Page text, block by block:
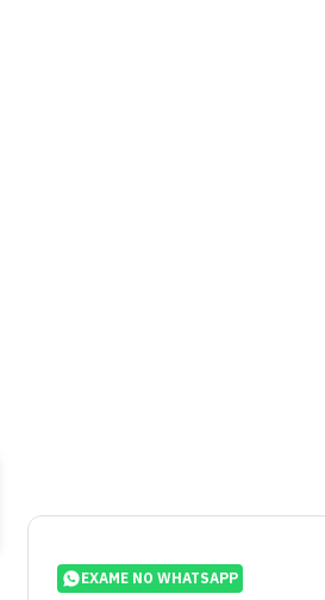
EXAME NO WHATSAPP